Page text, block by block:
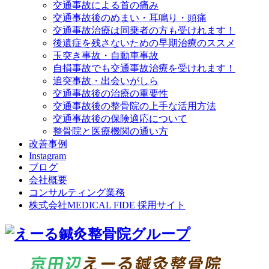
交通事故による首の痛み
交通事故後のめまい・耳鳴り・頭痛
交通事故治療は同乗者の方も受けれます！
後遺症を残さないための早期治療のススメ
玉突き事故・自動車事故
自損事故でも交通事故治療を受けれます！
追突事故・出会いがしら
交通事故後の治療の重要性
交通事故後の整骨院の上手な活用方法
交通事故後の保険適応について
整骨院と医療機関の通い方
改善事例
Instagram
ブログ
会社概要
コンサルティング業務
株式会社MEDICAL FIDE 採用サイト